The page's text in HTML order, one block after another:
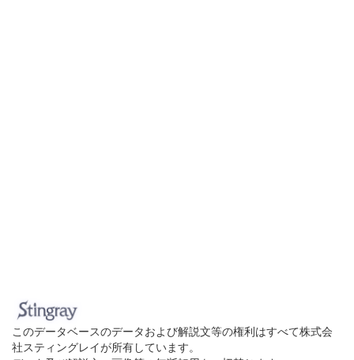
このデータベースのデータおよび解説文等の権利はすべて株式会
社スティングレイが所有しています。